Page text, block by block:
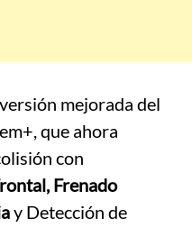
mejorada del
que ahora
con
Frenado
y Detección de